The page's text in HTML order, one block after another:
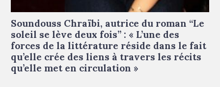
Soundouss Chraïbi © Francesca Mantovani
Soundouss Chraïbi, autrice du roman “Le
soleil se lève deux fois” : « L’une des
forces de la littérature réside dans le fait
qu’elle crée des liens à travers les récits
qu’elle met en circulation »